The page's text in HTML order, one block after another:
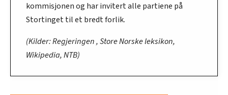
kommisjonen og har invitert alle partiene på
Stortinget til et bredt forlik.
(Kilder: Regjeringen , Store Norske leksikon,
Wikipedia, NTB)